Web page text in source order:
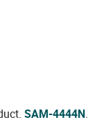
SAM-4444N.